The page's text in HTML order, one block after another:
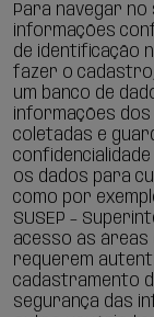
Para navegar
informações
de identificação
fazer o
um banco de
informações
coletadas e
os dados para
como por
SUSEP –
acesso às áreas
requerem
cadastramento
segurança das